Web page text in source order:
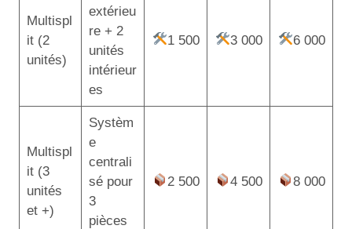
Multispl
it (2
unités)
extérieu
re + 2
unités
intérieur
es
1 500 3 000 6 000
Multispl
it (3
unités
et +)
Systèm
e
centrali
sé pour
3
pièces
2 500 4 500 8 000